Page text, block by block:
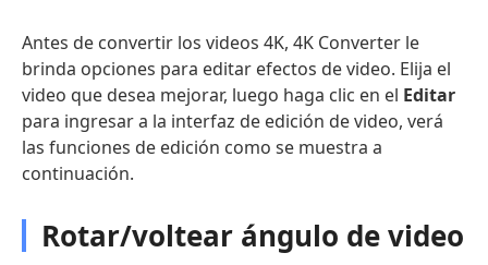
Antes de convertir los videos 4K, 4K Converter le
brinda opciones para editar efectos de video. Elija el
video que desea mejorar, luego haga clic en el Editar
para ingresar a la interfaz de edición de video, verá
las funciones de edición como se muestra a
continuación.
Rotar/voltear ángulo de video